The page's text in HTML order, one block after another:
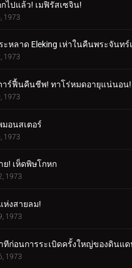
กไปแล้ว! เมฟิรัสเซจิน!
1973
ะหลาด Eleking เห่าในคืนพระจันทร์
1973
าร์ฟื้นคืนชีพ! ทาโร่หมดอายุแน่นอน!
1973
มอนสเตอร์
1973
ย! เห็ดพิษโกหก
1973
ห่งสายลม!
1973
ทีก่อนการระเบิดครั้งใหญ่ของดินแ
1973